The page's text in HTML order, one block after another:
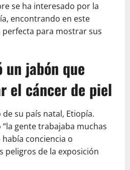
se ha interesado por la
encontrando en este
para mostrar sus
un jabón que
el cáncer de piel
su país natal, Etiopía.
gente trabajaba muchas
conciencia o
peligros de la exposición